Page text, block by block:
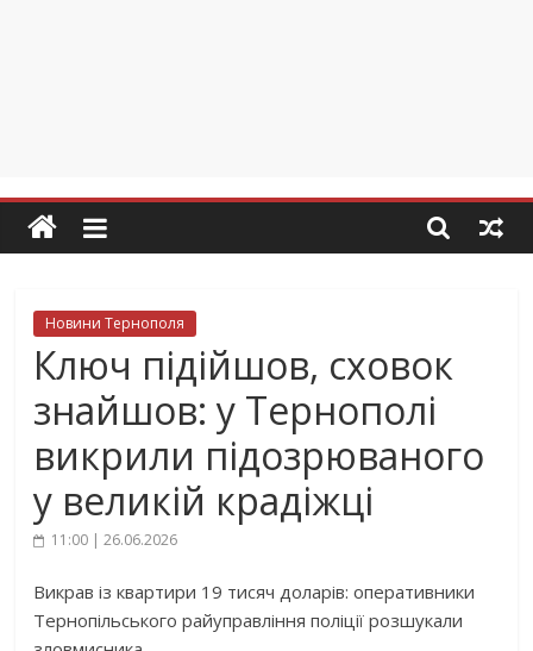
Новини Тернополя
Ключ підійшов, сховок
знайшов: у Тернополі
викрили підозрюваного
у великій крадіжці
11:00 | 26.06.2026
Викрав із квартири 19 тисяч доларів: оперативники
Тернопільського райуправління поліції розшукали